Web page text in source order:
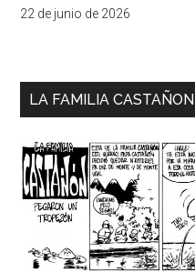
22 de junio de 2026
LA FAMILIA CASTAÑON